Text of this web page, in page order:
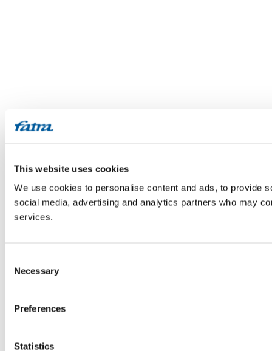
This website uses cookies
We use cookies to personalise content and ads, to provide
social media, advertising and analytics partners who may
services.
Selection
Necessary
Preferences
Statistics